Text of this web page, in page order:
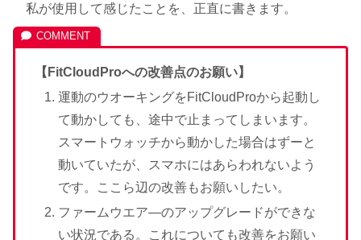
私が使用して感じたことを、正直に書きます。
【FitCloudProへの改善点のお願い】
運動のウオーキングをFitCloudProから起動し
て動かしても、途中で止まってしまいます。
スマートウォッチから動かした場合はずーと
動いていたが、スマホにはあらわれないよう
です。ここら辺の改善もお願いしたい。
ファームウエア―のアップグレードができな
い状況である。これについても改善をお願い